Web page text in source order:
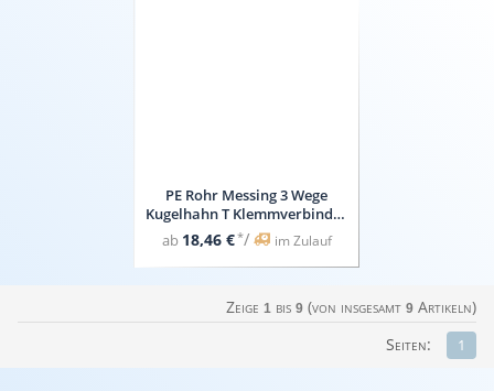
PE Rohr Messing 3 Wege
Kugelhahn T Klemmverbinder
IG
ab 18,46 €*/ im Zulauf
Zeige 1 bis 9 (von insgesamt 9 Artikeln)
1
Seiten: